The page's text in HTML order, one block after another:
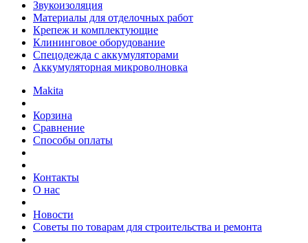
Звукоизоляция
Материалы для отделочных работ
Крепеж и комплектующие
Клининговое оборудование
Спецодежда с аккумуляторами
Аккумуляторная микроволновка
Makita
Корзина
Сравнение
Способы оплаты
Контакты
О нас
Новости
Советы по товарам для строительства и ремонта